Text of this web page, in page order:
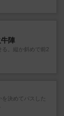
陣
。縦か斜めで前2
決めてパスした